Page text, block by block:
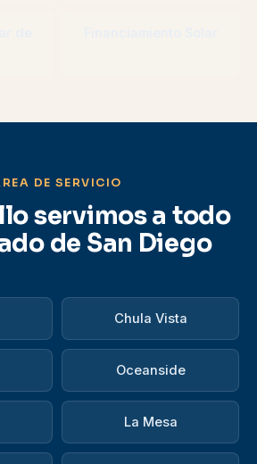
DE SERVICIO
servimos a todo
de San Diego
Chula Vista
Oceanside
La Mesa